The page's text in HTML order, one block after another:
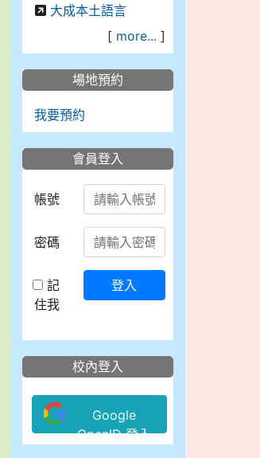
大成本土語言
[ more... ]
場地預約
我要預約
會員登入
帳號
密碼
記
住我
登入
校內登入
Google
OpenID 登入